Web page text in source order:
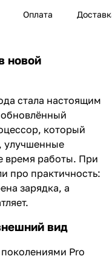
Оплата
новой
стала настоящим
который
улучшенные
время работы. При
про практичность:
зарядка, а
вид
Pro